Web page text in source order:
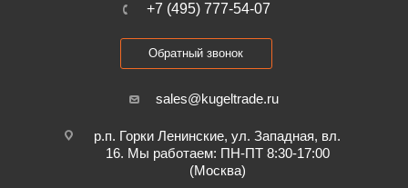
+7 (495) 777-54-07
Обратный звонок
sales@kugeltrade.ru
р.п. Горки Ленинские, ул. Западная, вл.
16. Мы работаем: ПН-ПТ 8:30-17:00
(Москва)